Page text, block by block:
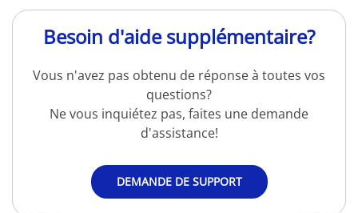
Besoin d'aide supplémentaire?
Vous n'avez pas obtenu de réponse à toutes vos
questions?
Ne vous inquiétez pas, faites une demande
d'assistance!
DEMANDE DE SUPPORT